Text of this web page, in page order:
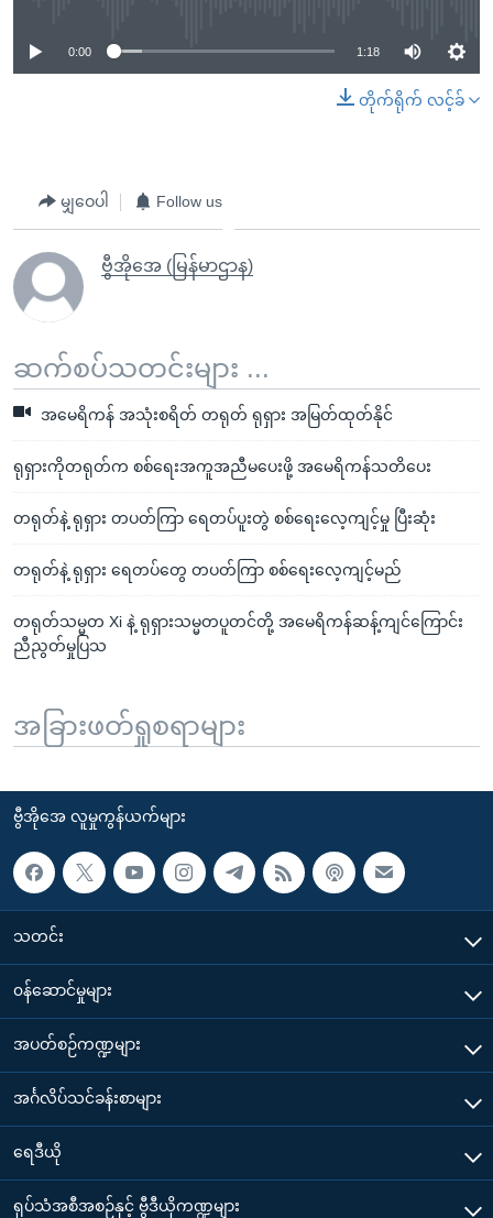
0:00 1:18
တိုက်ရိုက် လင့်ခ်
မျှဝေပါ Follow us
ဗွီအိုအေ (မြန်မာဌာန)
ဆက်စပ်သတင်းများ ...
အမေရိကန် အသုံးစရိတ် တရုတ် ရုရှား အမြတ်ထုတ်နိုင်
ရုရှားကိုတရုတ်က စစ်ရေးအကူအညီမပေးဖို့ အမေရိကန်သတိပေး
တရုတ်နဲ့ ရုရှား တပတ်ကြာ ရေတပ်ပူးတွဲ စစ်ရေးလေ့ကျင့်မှု ပြီးဆုံး
တရုတ်နဲ့ ရုရှား ရေတပ်တွေ တပတ်ကြာ စစ်ရေးလေ့ကျင့်မည်
တရုတ်သမ္မတ Xi နဲ့ ရုရှားသမ္မတပူတင်တို့ အမေရိကန်ဆန့်ကျင်ကြောင်း
ညီညွတ်မှုပြသ
အခြားဖတ်ရှုစရာများ
ဗွီအိုအေ လူမှုကွန်ယက်များ
သတင်း
၀န်ဆောင်မှုများ
အပတ်စဉ်ကဏ္ဍများ
အင်္ဂလိပ်သင်ခန်းစာများ
ရေဒီယို
ရုပ်သံအစီအစဉ်နှင့် ဗွီဒီယိုကဏ္ဍများ